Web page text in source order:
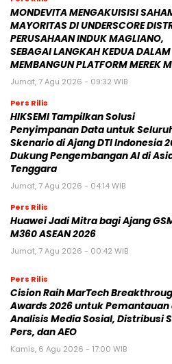
MONDEVITA MENGAKUISISI
MAYORITAS DI UNDERSCORE
PERUSAHAAN INDUK MAGLIANO,
SEBAGAI LANGKAH KEDUA DALAM
MEMBANGUN PLATFORM MEREK
Jumat, 7 Agu 2026 - 09:32 WIB
Pers Rilis
HIKSEMI Tampilkan Solusi
Penyimpanan Data untuk
Skenario di Ajang DTI Indonesia
Dukung Pengembangan AI di
Tenggara
Jumat, 7 Agu 2026 - 04:14 WIB
Pers Rilis
Huawei Jadi Mitra bagi Ajang
M360 ASEAN 2026
Jumat, 7 Agu 2026 - 00:42 WIB
Pers Rilis
Cision Raih MarTech
Awards 2026 untuk Pemantauan
Analisis Media Sosial, Distribusi
Pers, dan AEO
Kamis, 6 Agu 2026 - 17:00 WIB